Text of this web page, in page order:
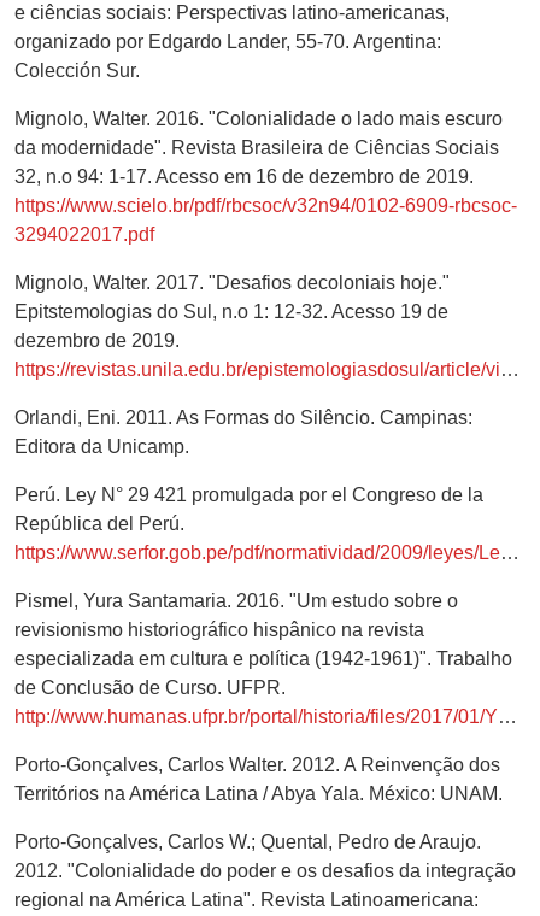
e ciências sociais: Perspectivas latino-americanas,
organizado por Edgardo Lander, 55-70. Argentina:
Colección Sur.
Mignolo, Walter. 2016. "Colonialidade o lado mais escuro
da modernidade". Revista Brasileira de Ciências Sociais
32, n.o 94: 1-17. Acesso em 16 de dezembro de 2019.
https://www.scielo.br/pdf/rbcsoc/v32n94/0102-6909-rbcsoc-
3294022017.pdf
Mignolo, Walter. 2017. "Desafios decoloniais hoje."
Epitstemologias do Sul, n.o 1: 12-32. Acesso 19 de
dezembro de 2019.
https://revistas.unila.edu.br/epistemologiasdosul/article/view/772/645
Orlandi, Eni. 2011. As Formas do Silêncio. Campinas:
Editora da Unicamp.
Perú. Ley N° 29 421 promulgada por el Congreso de la
República del Perú.
https://www.serfor.gob.pe/pdf/normatividad/2009/leyes/Ley%2029421%20(DECLARA%2012%20OCT%20DIA%20DE%20PUEBLOS%20ORIGINARIOS%20Y%20DEL%20DIALOGO%20INTERCULTURAL).pdf
Pismel, Yura Santamaria. 2016. "Um estudo sobre o
revisionismo historiográfico hispânico na revista
especializada em cultura e política (1942-1961)". Trabalho
de Conclusão de Curso. UFPR.
http://www.humanas.ufpr.br/portal/historia/files/2017/01/YURIA.pdf
Porto-Gonçalves, Carlos Walter. 2012. A Reinvenção dos
Territórios na América Latina / Abya Yala. México: UNAM.
Porto-Gonçalves, Carlos W.; Quental, Pedro de Araujo.
2012. "Colonialidade do poder e os desafios da integração
regional na América Latina". Revista Latinoamericana: